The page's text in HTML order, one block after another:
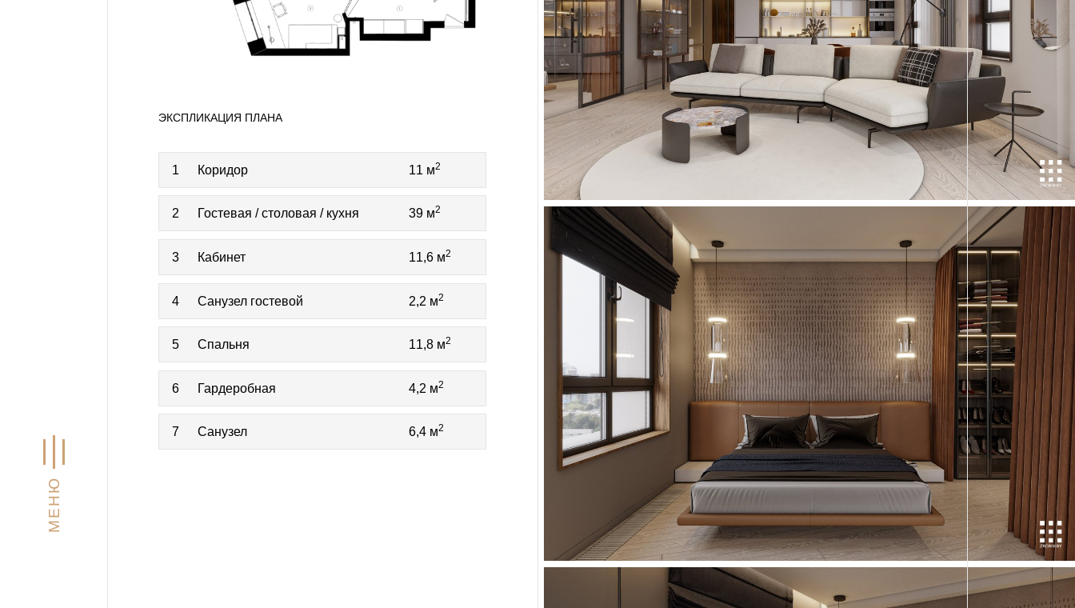
МЕНЮ
ЭКСПЛИКАЦИЯ ПЛАНА
1 Коридор 11 м2
2 Гостевая / столовая / кухня 39 м2
3 Кабинет 11,6 м2
4 Санузел гостевой 2,2 м2
5 Спальня 11,8 м2
6 Гардеробная 4,2 м2
7 Санузел 6,4 м2